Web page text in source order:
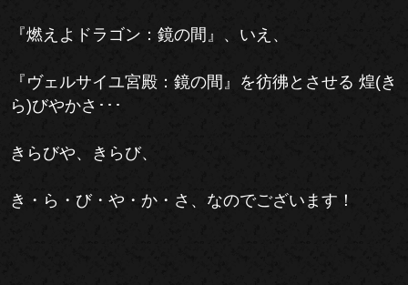
『燃えよドラゴン：鏡の間』、いえ、
『ヴェルサイユ宮殿：鏡の間』を彷彿とさせる 煌(き
ら)びやかさ･･･
きらびや、きらび、
き・ら・び・や・か・さ、なのでございます！